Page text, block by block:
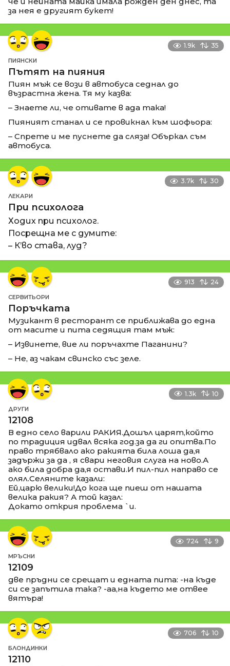
за нея е другият букет!
1.9k 35
ПИЯНСКИ
Пътят на пияния
Пиян мъж се вози в автобуса седнал до
възрастна жена. Тя му казва:
– Знаете ли, че отивате в ада така!
Пияният станал и се провикнал към шофьора:
– Спрете и ме пуснете да сляза! Объркал съм
автобуса.
3.7k 30
ЛЕКАРИ
При психолога
Ходих при психолог.
Посрещна ме с думите:
– К’во става, луд?
913 24
СЕРВИТЬОРИ
Поръчката
Музикант в ресторант се приближава до една
от масите и пита седящия там мъж:
– Извинете, вие ли поръчахте Паганини?
– Не, аз чакам свинско със зеле.
1.3k 10
ДРУГИ
12108
В едно село варили РАКИЯ.Дошъл царят,който
по традиция идвал всяка год.за да ги опитва.По
право трябвало ако ракията била лоша да,я
задържи за да , я свари неговия слуга на ново.А
ако била добра да,я остави.И пил-пил направо се
олял.Селяните казали:
Ей,царю велики!До кога ще пиеш от нашата
велика ракия? А той казал:
Докато открия проблема `и.
724 9
МРЪСНИ
12109
две пръдни се срещат и едната пита: -на къде
си се запътила така? -аа,на където ме отвее
вятъра!
706 10
БЛОНДИНКИ
12110